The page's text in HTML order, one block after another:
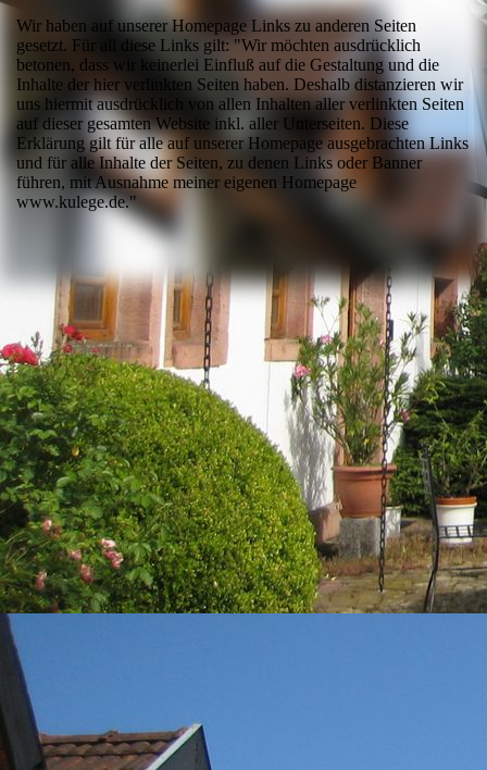
Wir haben auf unserer Homepage Links zu anderen Seiten
gesetzt. Für all diese Links gilt: "Wir möchten ausdrücklich
betonen, dass wir keinerlei Einfluß auf die Gestaltung und die
Inhalte der hier verlinkten Seiten haben. Deshalb distanzieren wir
uns hiermit ausdrücklich von allen Inhalten aller verlinkten Seiten
auf dieser gesamten Website inkl. aller Unterseiten. Diese
Erklärung gilt für alle auf unserer Homepage ausgebrachten Links
und für alle Inhalte der Seiten, zu denen Links oder Banner
führen, mit Ausnahme meiner eigenen Homepage
www.kulege.de."